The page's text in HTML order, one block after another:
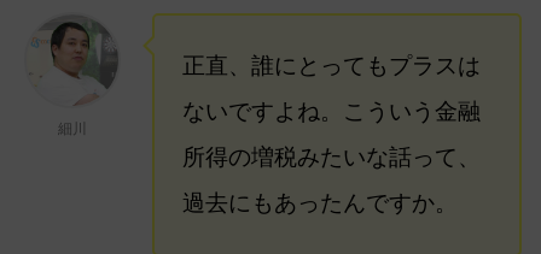
細川
正直、誰にとってもプラスは
ないですよね。こういう金融
所得の増税みたいな話って、
過去にもあったんですか。